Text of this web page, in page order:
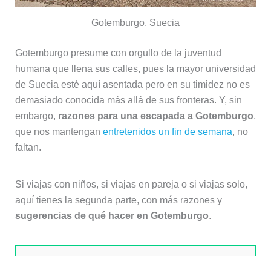
Gotemburgo, Suecia
Gotemburgo presume con orgullo de la juventud
humana que llena sus calles, pues la mayor universidad
de Suecia esté aquí asentada pero en su timidez no es
demasiado conocida más allá de sus fronteras. Y, sin
embargo, razones para una escapada a Gotemburgo,
que nos mantengan entretenidos un fin de semana, no
faltan.
Si viajas con niños, si viajas en pareja o si viajas solo,
aquí tienes la segunda parte, con más razones y
sugerencias de qué hacer en Gotemburgo.